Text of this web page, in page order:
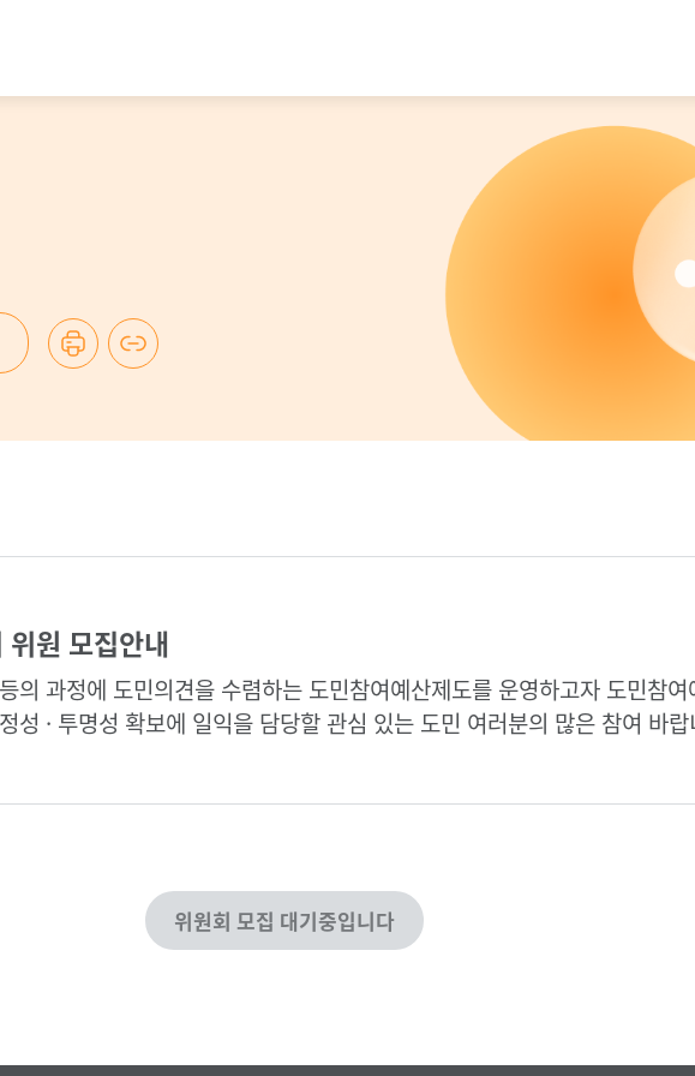
원 모집안내
의 과정에 도민의견을 수렴하는 도민참여예산제도를 운영하고자 도민참
성 · 투명성 확보에 일익을 담당할 관심 있는 도민 여러분의 많은 참여 바랍
위원회 모집 대기중입니다